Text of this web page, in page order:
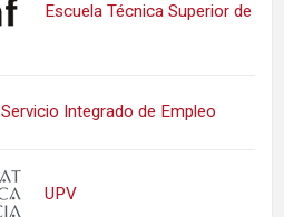
Escuela Técnica Superior de
Servicio Integrado de Empleo
UPV